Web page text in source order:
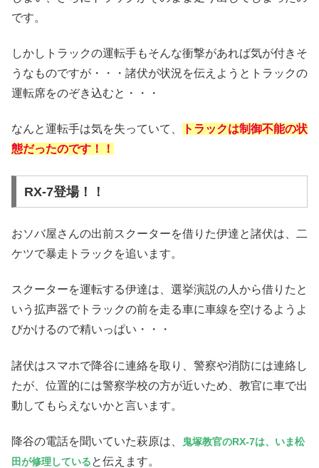
です。
しかしトラックの運転手もそんな衝撃があれば気が付きそ
うなものですが・・・諸伏が状況を伝えようとトラックの
運転席をのぞき込むと・・・
なんと運転手は気を失っていて、
トラックは制御不能の状
態だったのです！！
RX-7登場！！
おソバ屋さんの出前スクーターを借りた伊達と諸伏は、二
ケツで暴走トラックを追います。
スクーターを運転する伊達は、選挙演説の人から借りたと
いう拡声器でトラックの前を走る車に車線を空けるようよ
びかけるので精いっぱい・・・
諸伏はスマホで降谷に連絡を取り、警察や消防には連絡し
たが、位置的には警察学校の方が近いため、教官に車で出
動してもらえないかと言います。
降谷の電話を聞いていた萩原は、
鬼塚教官のRX-7は、いま松
田が修理していると伝えます。